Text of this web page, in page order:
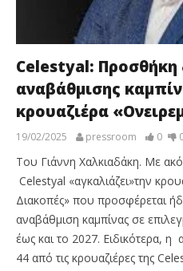
Celestyal:
αναβάθμισης
κρουαζιέρα
19/02/2025 pressroom 0
Του Γιάννη Χαλκιαδάκη. Με
Celestyal «αγκαλιάζει»την
Διακοπές» που προσφέρεται
αναβάθμιση καμπίνας σε
έως και το 2027. Ειδικότερα, η
44 από τις κρουαζιέρες της